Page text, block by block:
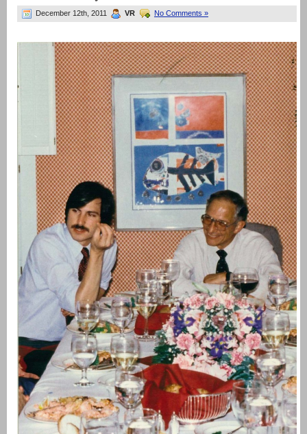
December 12th, 2011 VR No Comments »